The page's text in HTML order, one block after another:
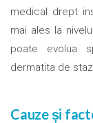
medical drept
mai ales la
poate evolua
dermatita de
Cauze și